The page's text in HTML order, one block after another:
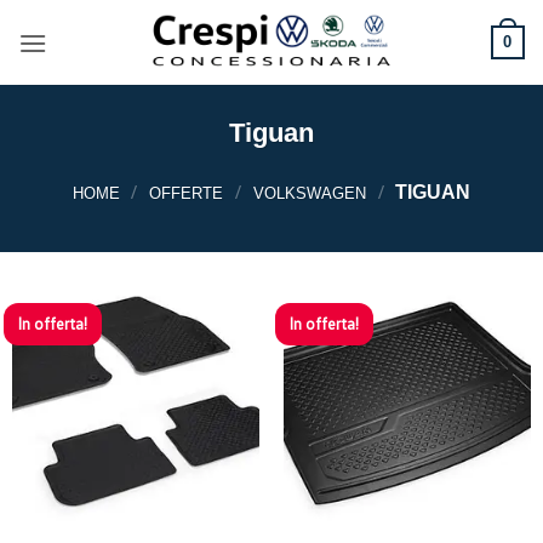
0
Tiguan
HOME / OFFERTE / VOLKSWAGEN / TIGUAN
In offerta! In offerta!